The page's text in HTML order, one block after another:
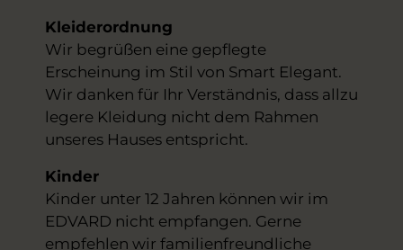
Kleiderordnung
Wir begrüßen eine gepflegte
Erscheinung im Stil von Smart Elegant.
Wir danken für Ihr Verständnis, dass allzu
legere Kleidung nicht dem Rahmen
unseres Hauses entspricht.
Kinder
Kinder unter 12 Jahren können wir im
EDVARD nicht empfangen. Gerne
empfehlen wir familienfreundliche